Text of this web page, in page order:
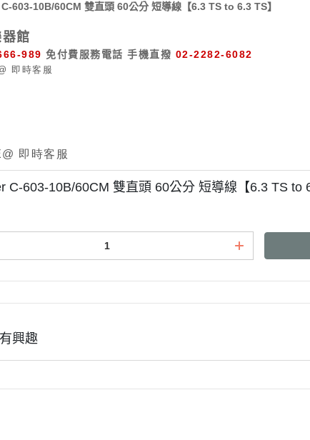
603-10B/60CM 雙直頭 60公分 短導線【6.3 TS to 6.3 TS】
館
989 免付費服務電話 手機直撥 02-2282-6082
C-603-10B/60CM 雙直頭 60公分 短導線【6.3 TS to
興趣